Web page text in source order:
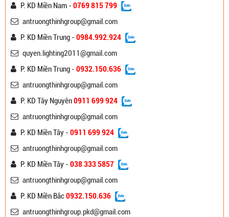
P. KD Miền Nam - 0769 815 799
antruongthinhgroup@gmail.com
P. KD Miền Trung - 0984.992.924
quyen.lighting2011@gmail.com
P. KD Miền Trung - 0932.150.636
antruongthinhgroup@gmail.com
P. KD Tây Nguyên0911 699 924
antruongthinhgroup@gmail.com
P. KD Miền Tây - 0911 699 924
antruongthinhgroup@gmail.com
P. KD Miền Tây - 038 333 5857
antruongthinhgroup@gmail.com
P. KD Miền Bắc0932.150.636
antruongthinhgroup.pkd@gmail.com